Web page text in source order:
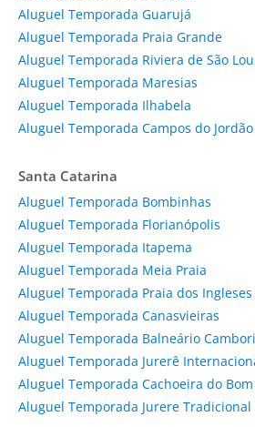
Aluguel Temporada Guarujá
Aluguel Temporada Praia Grande
Aluguel Temporada Riviera de São
Aluguel Temporada Maresias
Aluguel Temporada Ilhabela
Aluguel Temporada Campos do Jordão
Santa Catarina
Aluguel Temporada Bombinhas
Aluguel Temporada Florianópolis
Aluguel Temporada Itapema
Aluguel Temporada Meia Praia
Aluguel Temporada Praia dos Ingleses
Aluguel Temporada Canasvieiras
Aluguel Temporada Balneário
Aluguel Temporada Jurerê
Aluguel Temporada Cachoeira do Bom
Aluguel Temporada Jurere Tradicional